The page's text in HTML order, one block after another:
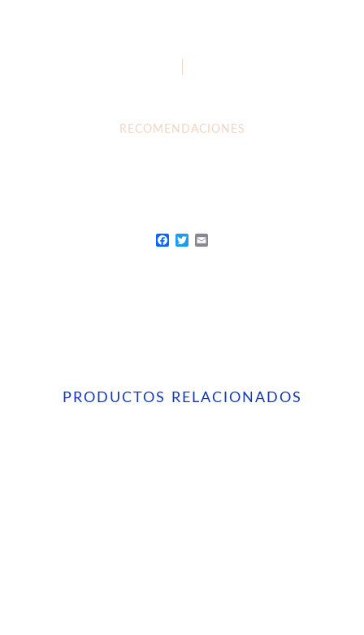
RECOMENDACIONES
PRODUCTOS RELACIONADOS